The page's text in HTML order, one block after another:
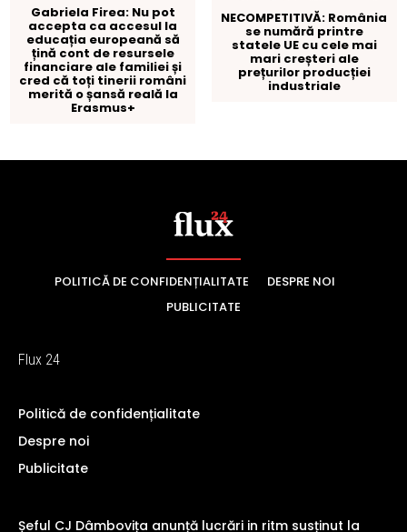
POLITICĂ DE CONFIDENȚIALITATE
DESPRE NOI
PUBLICITATE
Flux 24
Politică de confidențialitate
Despre noi
Publicitate
Șeful CJ Dâmbovița anunță lucrări in ritm susținut la